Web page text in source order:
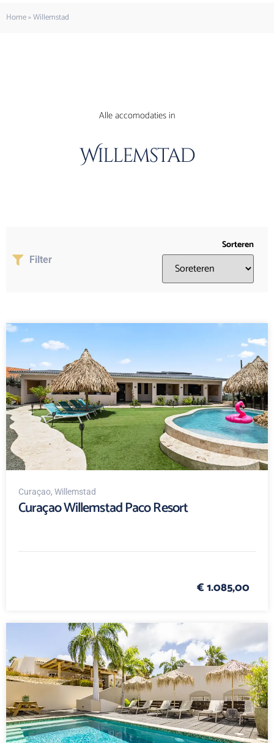
Home»Willemstad
Alle accomodaties in
Willemstad
Filter
Sorteren
Curaçao, Willemstad
Curaçao Willemstad Paco Resort
€ 1.085,00